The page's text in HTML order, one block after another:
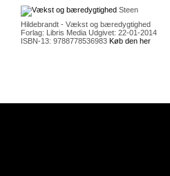
Steen
Hildebrandt - Vækst og bæredygtighed
Forlag: Libris Media Udgivet: 22-01-2014
ISBN-13: 9788778536983 Køb den her